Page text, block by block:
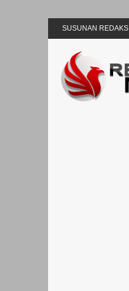
SUSUNAN REDAKSI